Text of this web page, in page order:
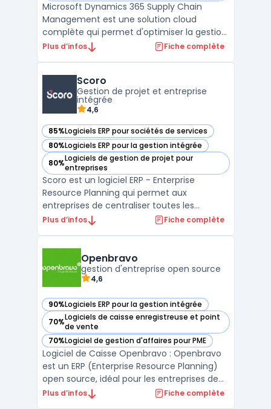
Microsoft Dynamics 365 Supply Chain
Management est une solution cloud
complète qui permet d'optimiser la gestion
de la chaîne d'approvisionnement pour les
améliorer la gestion des stocks, la
planification des entre ...
Plus d’infos Fiche complète
Scoro
Gestion de projet et entreprise
intégrée
4,6
85%Logiciels ERP pour sociétés de services
— voir Scoro dans cette catégorie
80%Logiciels ERP pour la gestion intégrée
— voir Scoro dans cette catégorie
80%Logiciels de gestion de projet pour
entreprises
— voir Scoro dans cette catégorie
Scoro est un logiciel ERP - Enterprise
Resource Planning qui permet aux
entreprises de centraliser toutes les
données de leur entreprise et de gérer
suivre votre pipeline de ventes, gérer les
projets et les tâches, fac ...
Plus d’infos Fiche complète
Openbravo
gestion d'entreprise open source
4,6
90%Logiciels ERP pour la gestion intégrée
— voir Openbravo dans cette catégorie
70%Logiciels de caisse enregistreuse et point
de vente
— voir Openbravo dans cette catégorie
70%Logiciel de gestion d'affaires pour PME
— voir Openbravo dans cette catégorie
Logiciel de Caisse Openbravo : Openbravo
est un ERP (Enterprise Resource Planning)
open source, idéal pour les entreprises de
petite et moyenne taille. Il permet de gérer
Plus d’infos Fiche complète